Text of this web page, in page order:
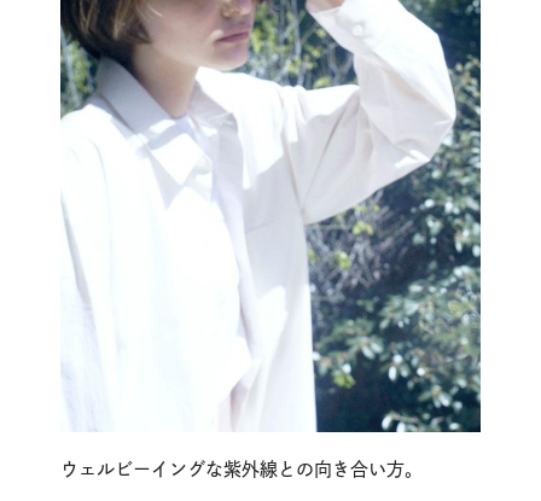
ウェルビーイングな紫外線との向き合い方。